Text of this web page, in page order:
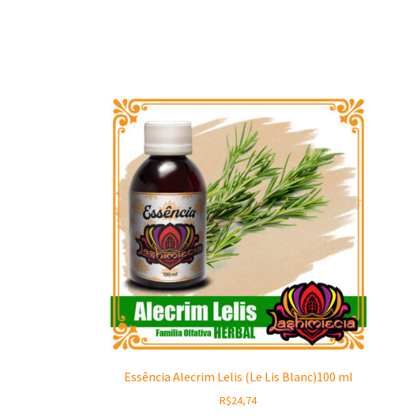
Essência Alecrim Lelis (Le Lis Blanc)100 ml
R$24,74